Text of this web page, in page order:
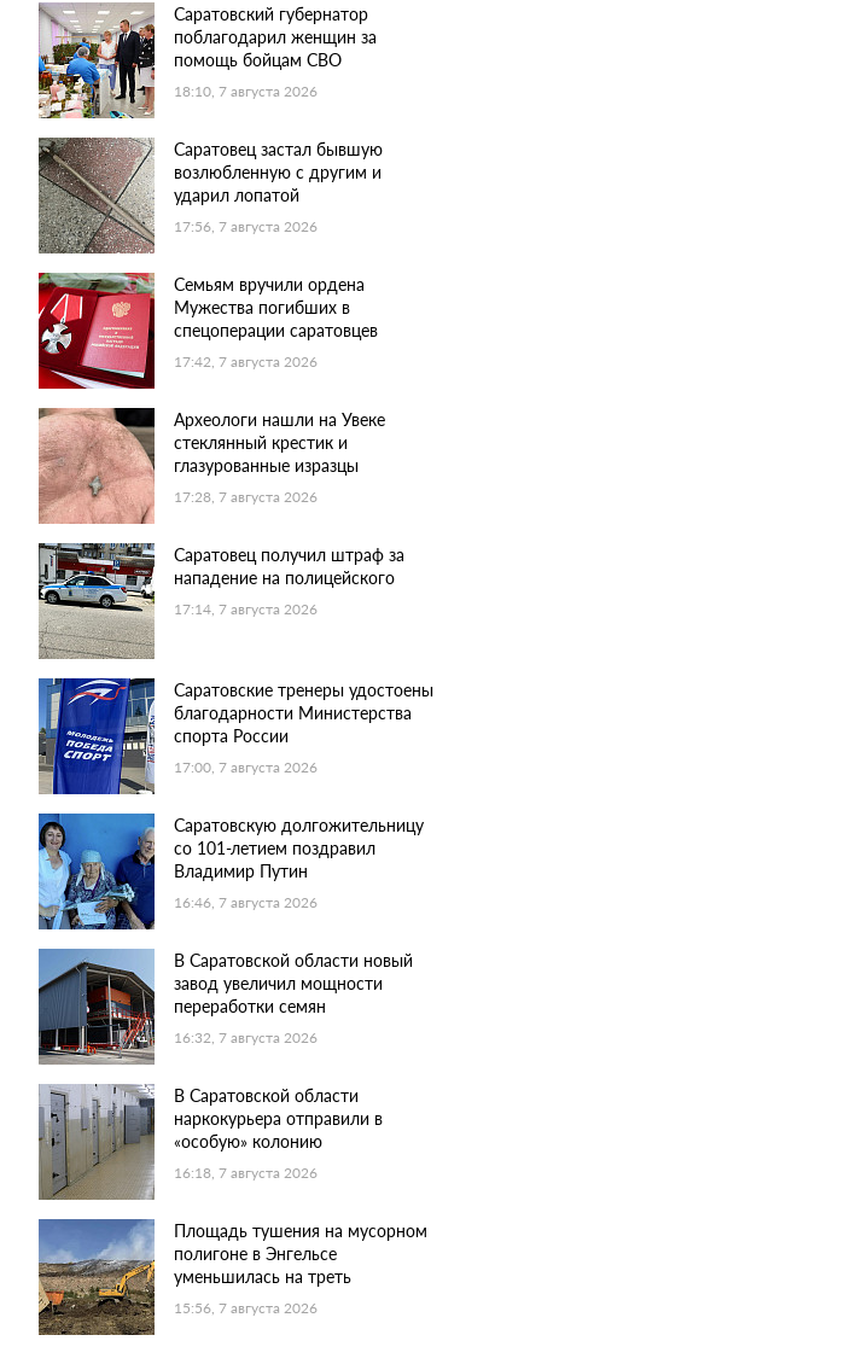
Саратовский губернатор
поблагодарил женщин за
помощь бойцам СВО
18:10, 7 августа 2026
Саратовец застал бывшую
возлюбленную с другим и
ударил лопатой
17:56, 7 августа 2026
Семьям вручили ордена
Мужества погибших в
спецоперации саратовцев
17:42, 7 августа 2026
Археологи нашли на Увеке
стеклянный крестик и
глазурованные изразцы
17:28, 7 августа 2026
Саратовец получил штраф за
нападение на полицейского
17:14, 7 августа 2026
Саратовские тренеры удостоены
благодарности Министерства
спорта России
17:00, 7 августа 2026
Саратовскую долгожительницу
со 101-летием поздравил
Владимир Путин
16:46, 7 августа 2026
В Саратовской области новый
завод увеличил мощности
переработки семян
16:32, 7 августа 2026
В Саратовской области
наркокурьера отправили в
«особую» колонию
16:18, 7 августа 2026
Площадь тушения на мусорном
полигоне в Энгельсе
уменьшилась на треть
15:56, 7 августа 2026